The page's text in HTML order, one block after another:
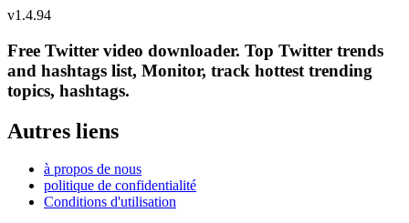
v1.4.94
Free Twitter video downloader. Top Twitter trends
and hashtags list, Monitor, track hottest trending
topics, hashtags.
Autres liens
à propos de nous
politique de confidentialité
Conditions d'utilisation